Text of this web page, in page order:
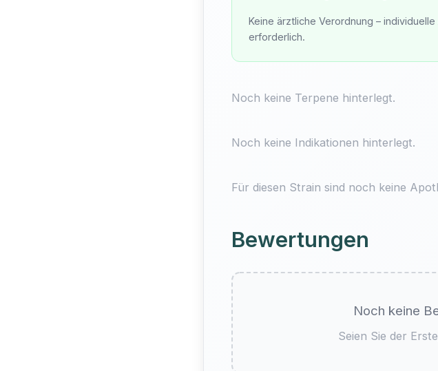
Keine ärztliche Verordnung –
erforderlich.
Noch keine Terpene hinterlegt.
Noch keine Indikationen hinterlegt.
Für diesen Strain sind noch keine
Bewertungen
Noch keine
Seien Sie der